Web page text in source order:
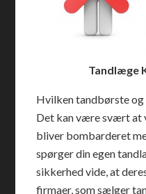
Tandlæge
Hvilken tandbørste
Det kan være svært at
bliver bombarderet
spørger din egen
sikkerhed vide, at
firmaer, som sælger